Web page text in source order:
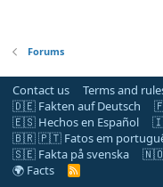
Forums
Contact us Terms and
🇩🇪 Fakten auf Deutsch
🇪🇸 Hechos en Español
🇧🇷 🇵🇹 Fatos em
🇸🇪 Fakta på svenska
🇳🇴
🌍 Facts
R